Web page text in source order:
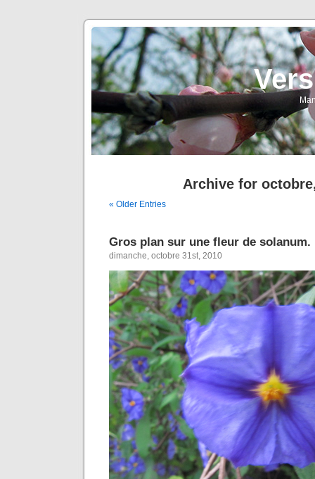
Archive for
« Older Entries
Gros plan sur une fleur de solanum.
dimanche, octobre 31st, 2010